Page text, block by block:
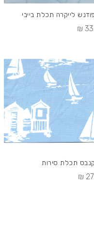
לייקרה תכלת בייבי
תכלת סירות